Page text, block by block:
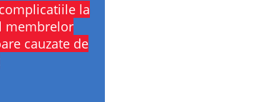
la
membrelor
cauzate de